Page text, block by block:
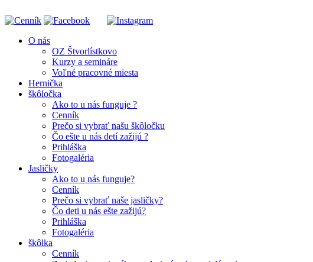
O nás
OZ Štvorlístkovo
Kurzy a semináre
Voľné pracovné miesta
Hernička
škôločka
Ako to u nás funguje ?
Cenník
Prečo si vybrať našu škôločku
Čo ešte u nás detí zažijú ?
Prihláška
Fotogaléria
Jasličky
Ako to u nás funguje?
Cenník
Prečo si vybrať naše jasličky?
Čo deti u nás ešte zažijú?
Prihláška
Fotogaléria
škôlka
Cenník